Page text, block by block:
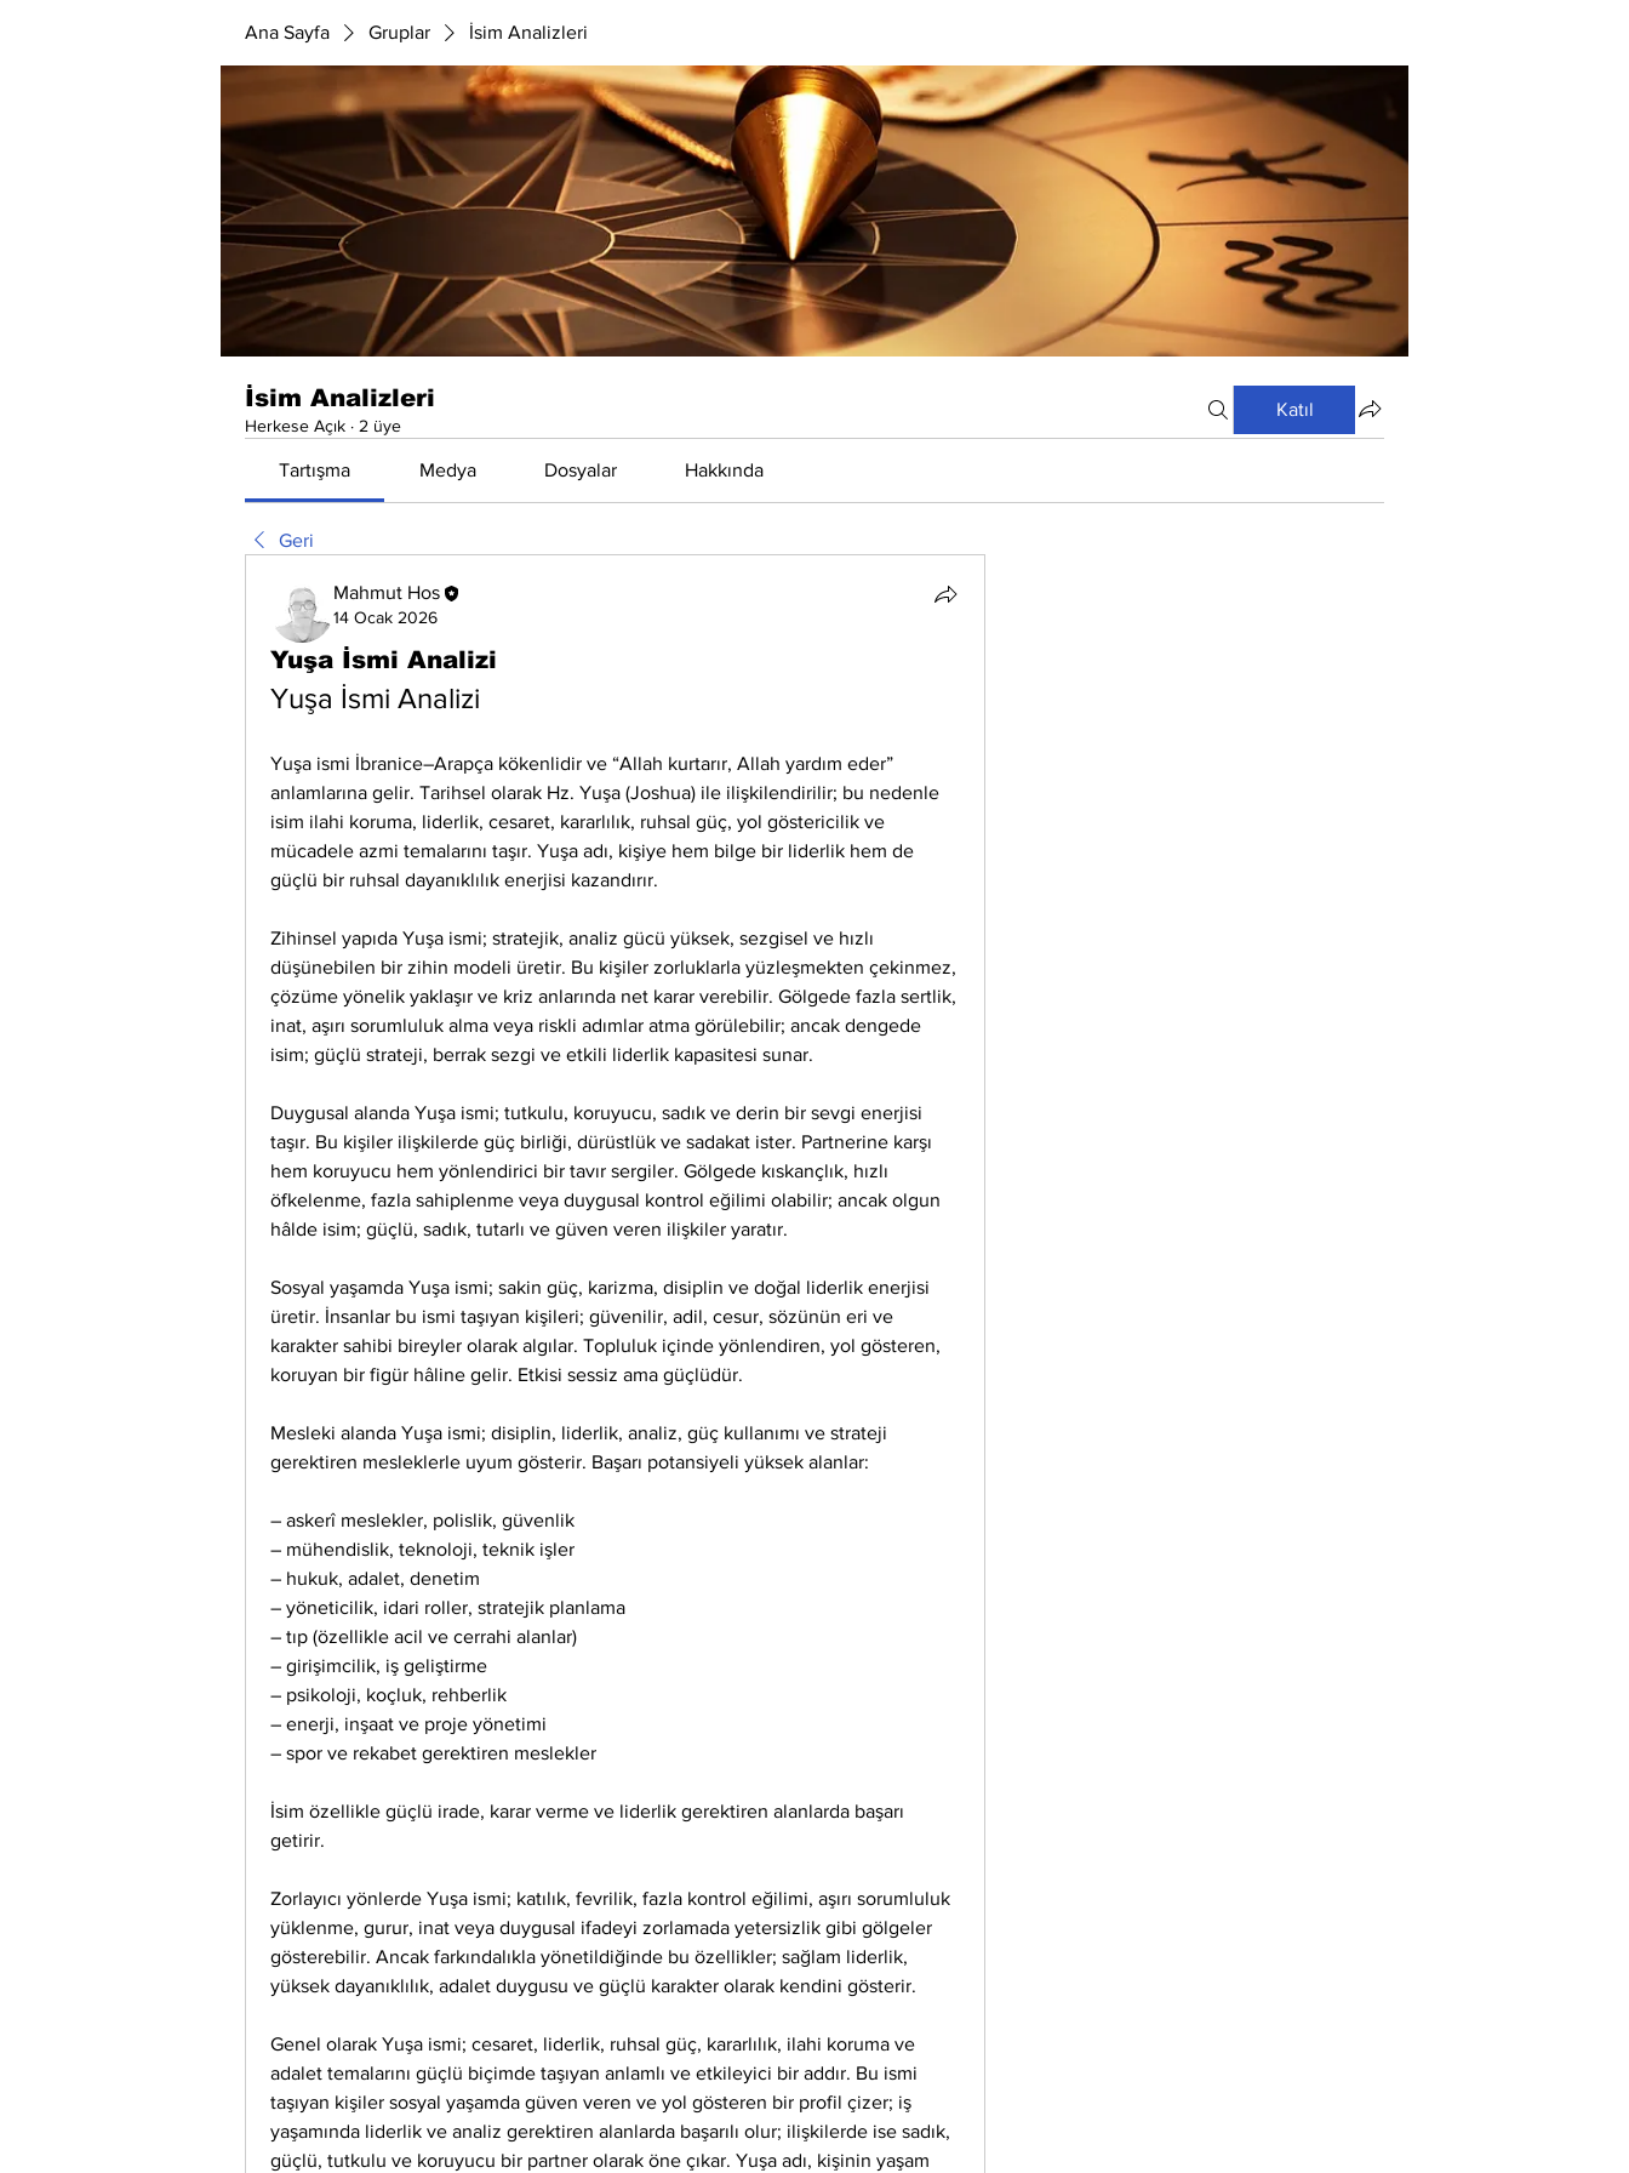
Ana Sayfa Gruplar İsim Analizleri
İsim Analizleri
Herkese Açık · 2 üye
Katıl
Tartışma Medya Dosyalar Hakkında
Geri
Mahmut Hos
14 Ocak 2026
Yuşa İsmi Analizi
Yuşa İsmi Analizi
Yuşa ismi İbranice–Arapça kökenlidir ve “Allah kurtarır, Allah yardım eder”
anlamlarına gelir. Tarihsel olarak Hz. Yuşa (Joshua) ile ilişkilendirilir; bu nedenle
isim ilahi koruma, liderlik, cesaret, kararlılık, ruhsal güç, yol göstericilik ve
mücadele azmi temalarını taşır. Yuşa adı, kişiye hem bilge bir liderlik hem de
güçlü bir ruhsal dayanıklılık enerjisi kazandırır.
Zihinsel yapıda Yuşa ismi; stratejik, analiz gücü yüksek, sezgisel ve hızlı
düşünebilen bir zihin modeli üretir. Bu kişiler zorluklarla yüzleşmekten çekinmez,
çözüme yönelik yaklaşır ve kriz anlarında net karar verebilir. Gölgede fazla sertlik,
inat, aşırı sorumluluk alma veya riskli adımlar atma görülebilir; ancak dengede
isim; güçlü strateji, berrak sezgi ve etkili liderlik kapasitesi sunar.
Duygusal alanda Yuşa ismi; tutkulu, koruyucu, sadık ve derin bir sevgi enerjisi
taşır. Bu kişiler ilişkilerde güç birliği, dürüstlük ve sadakat ister. Partnerine karşı
hem koruyucu hem yönlendirici bir tavır sergiler. Gölgede kıskançlık, hızlı
öfkelenme, fazla sahiplenme veya duygusal kontrol eğilimi olabilir; ancak olgun
hâlde isim; güçlü, sadık, tutarlı ve güven veren ilişkiler yaratır.
Sosyal yaşamda Yuşa ismi; sakin güç, karizma, disiplin ve doğal liderlik enerjisi
üretir. İnsanlar bu ismi taşıyan kişileri; güvenilir, adil, cesur, sözünün eri ve
karakter sahibi bireyler olarak algılar. Topluluk içinde yönlendiren, yol gösteren,
koruyan bir figür hâline gelir. Etkisi sessiz ama güçlüdür.
Mesleki alanda Yuşa ismi; disiplin, liderlik, analiz, güç kullanımı ve strateji
gerektiren mesleklerle uyum gösterir. Başarı potansiyeli yüksek alanlar:
– askerî meslekler, polislik, güvenlik
– mühendislik, teknoloji, teknik işler
– hukuk, adalet, denetim
– yöneticilik, idari roller, stratejik planlama
– tıp (özellikle acil ve cerrahi alanlar)
– girişimcilik, iş geliştirme
– psikoloji, koçluk, rehberlik
– enerji, inşaat ve proje yönetimi
– spor ve rekabet gerektiren meslekler
İsim özellikle güçlü irade, karar verme ve liderlik gerektiren alanlarda başarı
getirir.
Zorlayıcı yönlerde Yuşa ismi; katılık, fevrilik, fazla kontrol eğilimi, aşırı sorumluluk
yüklenme, gurur, inat veya duygusal ifadeyi zorlamada yetersizlik gibi gölgeler
gösterebilir. Ancak farkındalıkla yönetildiğinde bu özellikler; sağlam liderlik,
yüksek dayanıklılık, adalet duygusu ve güçlü karakter olarak kendini gösterir.
Genel olarak Yuşa ismi; cesaret, liderlik, ruhsal güç, kararlılık, ilahi koruma ve
adalet temalarını güçlü biçimde taşıyan anlamlı ve etkileyici bir addır. Bu ismi
taşıyan kişiler sosyal yaşamda güven veren ve yol gösteren bir profil çizer; iş
yaşamında liderlik ve analiz gerektiren alanlarda başarılı olur; ilişkilerde ise sadık,
güçlü, tutkulu ve koruyucu bir partner olarak öne çıkar. Yuşa adı, kişinin yaşam